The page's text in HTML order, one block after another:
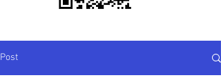
Post